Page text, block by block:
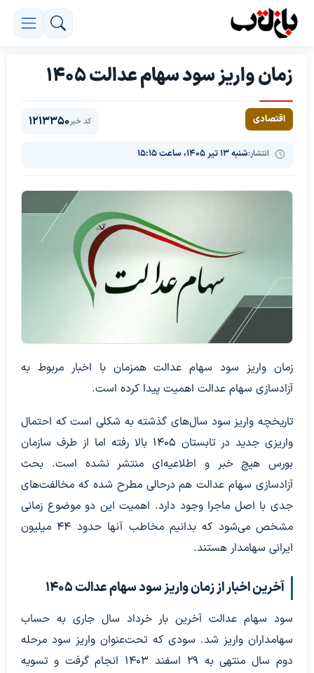
زمان واریز سود سهام عدالت ۱۴۰۵
اقتصادی
انتشار:شنبه ۱۳ تیر ۱۴۰۵، ساعت ۱۵:۱۵
کد خبر1213350
زمان واریز سود سهام عدالت همزمان با اخبار مربوط به
آزادسازی سهام عدالت اهمیت پیدا کرده است.
تاریخچه واریز سود سال‌های گذشته به شکلی است که احتمال
واریزی جدید در تابستان 1405 بالا رفته اما از طرف سازمان
بورس هیچ خبر و اطلاعیه‌ای منتشر نشده است. بحث
آزادسازی سهام عدالت هم درحالی مطرح شده که مخالفت‌های
جدی با اصل ماجرا وجود دارد. اهمیت این دو موضوع زمانی
مشخص می‌شود که بدانیم مخاطب آنها حدود 44 میلیون
ایرانی سهامدار هستند.
آخرین اخبار از زمان واریز سود سهام عدالت 1405
سود سهام عدالت آخرین بار خرداد سال جاری به حساب
سهامداران واریز شد. سودی که تحت‌عنوان واریز سود مرحله
دوم سال منتهی به 29 اسفند 1403 انجام گرفت و تسویه